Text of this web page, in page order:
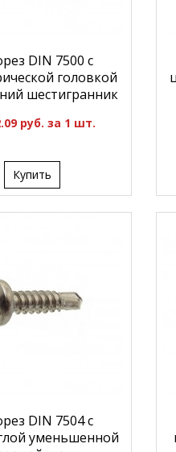
DIN 7500 с
головкой
шестигранник
руб. за 1 шт.
Купить
DIN 7504 с
уменьшенной